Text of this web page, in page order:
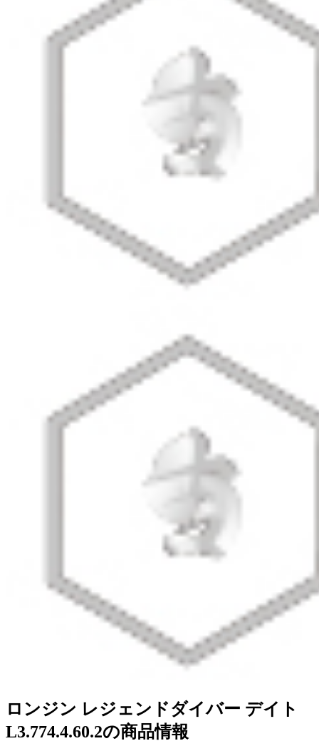
ロンジン レジェンドダイバー デイト
L3.774.4.60.2の商品情報